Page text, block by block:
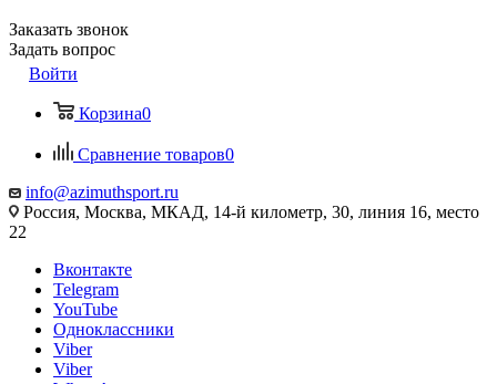
Заказать звонок
Задать вопрос
Войти
Корзина0
Сравнение товаров0
info@azimuthsport.ru
Россия, Москва, МКАД, 14-й километр, 30, линия 16, место
22
Вконтакте
Telegram
YouTube
Одноклассники
Viber
Viber